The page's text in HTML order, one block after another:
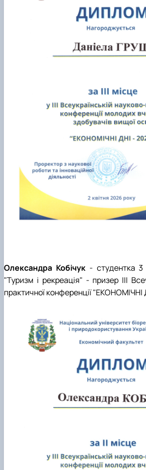
Олександра Кобічук- студентка 3
"Туризм і рекреація" - призер ІІІ
практичної конференції "ЕКОНОМІЧНІ